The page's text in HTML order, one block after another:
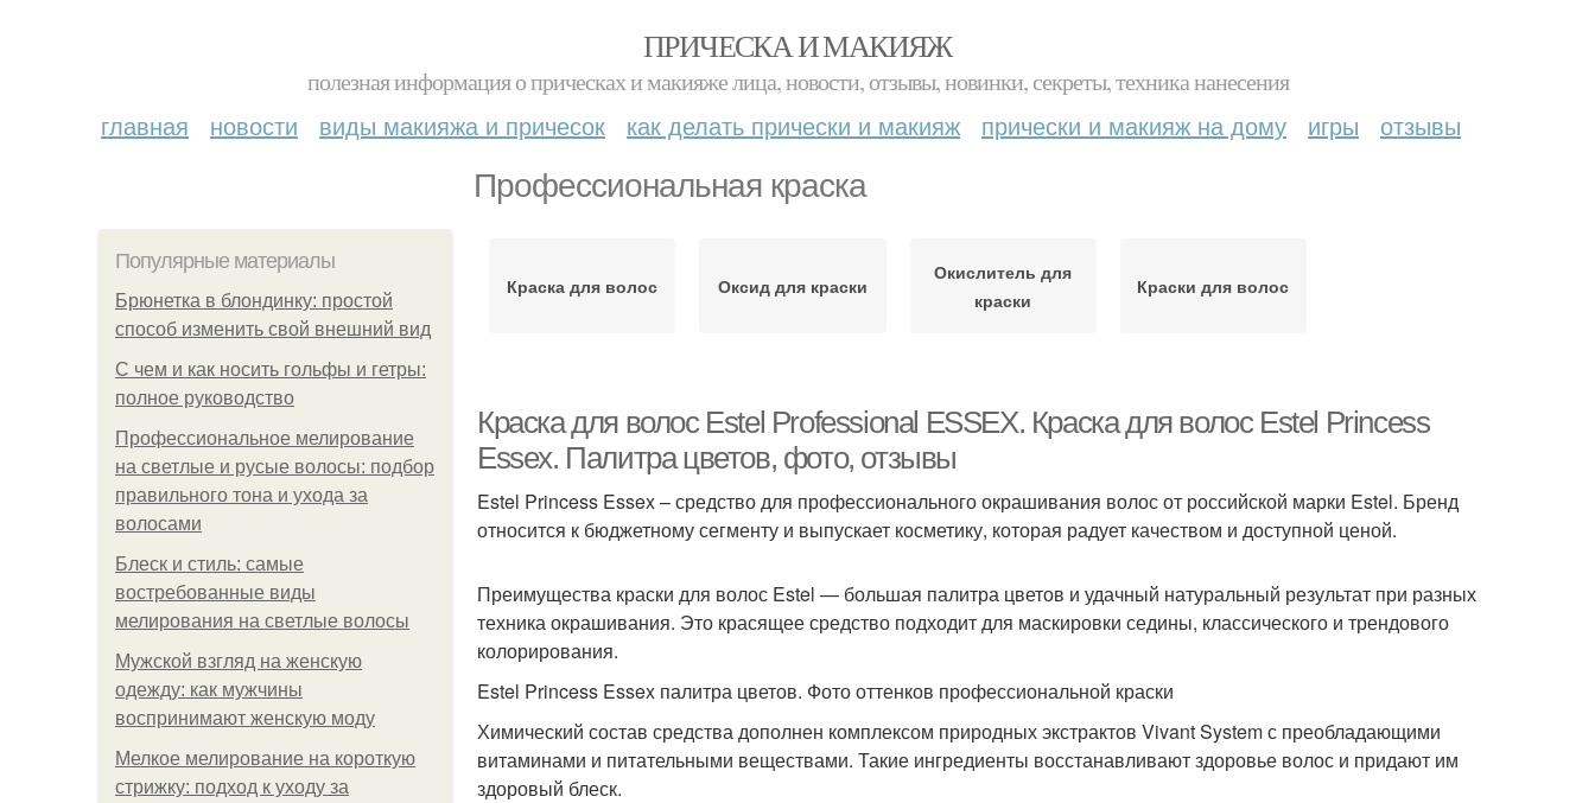
ПРИЧЕСКА И МАКИЯЖ
полезная информация о прическах и макияже лица, новости, отзывы, новинки, секреты, техника нанесения
главная новости виды макияжа и причесок как делать прически и макияж прически и макияж на дому игры отзывы
Профессиональная краска
Популярные материалы
Брюнетка в блондинку: простой
способ изменить свой внешний вид
С чем и как носить гольфы и гетры:
полное руководство
Профессиональное мелирование
на светлые и русые волосы: подбор
правильного тона и ухода за
волосами
Блеск и стиль: самые
востребованные виды
мелирования на светлые волосы
Мужской взгляд на женскую
одежду: как мужчины
воспринимают женскую моду
Мелкое мелирование на короткую
стрижку: подход к уходу за
Краска для волос Оксид для краски
Окислитель для
краски
Краски для волос
Краска для волос Estel Professional ESSEX. Краска для волос Estel Princess
Essex. Палитра цветов, фото, отзывы
Estel Princess Essex – средство для профессионального окрашивания волос от российской марки Estel. Бренд
относится к бюджетному сегменту и выпускает косметику, которая радует качеством и доступной ценой.
Преимущества краски для волос Estel — большая палитра цветов и удачный натуральный результат при разных
техника окрашивания. Это красящее средство подходит для маскировки седины, классического и трендового
колорирования.
Estel Princess Essex палитра цветов. Фото оттенков профессиональной краски
Химический состав средства дополнен комплексом природных экстрактов Vivant System с преобладающими
витаминами и питательными веществами. Такие ингредиенты восстанавливают здоровье волос и придают им
здоровый блеск.